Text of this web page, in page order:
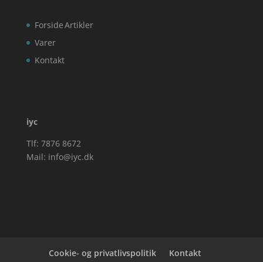
Forside
Varer
Kontakt
Artikler
iyc
Tlf: 7876 8672
Mail: info@iyc.dk
Cookie- og privatlivspolitik Kontakt